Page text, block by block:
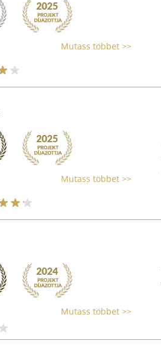
Mutass többet >>
Mutass többet >>
Mutass többet >>